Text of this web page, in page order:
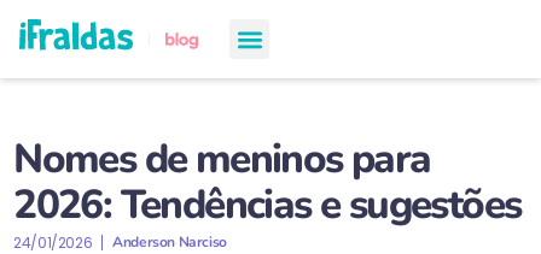
Nomes de meninos para
2026: Tendências e sugestões
24/01/2026 Anderson Narciso